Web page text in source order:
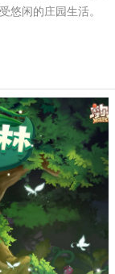
悠闲的庄园生活。
真实的形象呈现，
游泳、雪山缆车、
小摩尔都能拥有
的样子，每天养花
统、社交玩法，让
派对，为生活增添